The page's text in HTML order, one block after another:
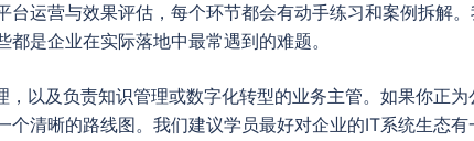
运营与效果评估，每个环节都会有动手练习和案例拆解
是企业在实际落地中最常遇到的难题。
以及负责知识管理或数字化转型的业务主管。如果你正
清晰的路线图。我们建议学员最好对企业的IT系统生态